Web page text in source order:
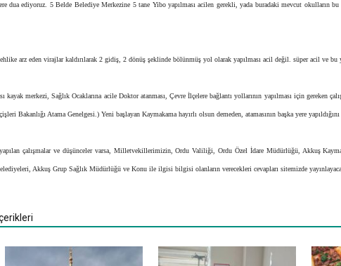
dua ediyoruz. 5 Belde Belediye Merkezine 5 tane Yibo yapılması acilen gerekli, yada buradaki mevcut okulların
arz eden virajlar kaldırılarak 2 gidiş, 2 dönüş şeklinde bölünmüş yol olarak yapılması acil değil. süper acil ve bu
merkezi, Sağlık Ocaklarına acile Doktor atanması, Çevre İlçelere bağlantı yollarının yapılması için gereken
Bakanlığı Atama Genelgesi.) Yeni başlayan Kaymakama hayırlı olsun demeden, atamasının başka yere
yapılan çalışmalar ve düşünceler varsa, Milletvekillerimizin, Ordu Valiliği, Ordu Özel İdare Müdürlüğü, Akkuş
Akkuş Grup Sağlık Müdürlüğü ve Konu ile ilgisi bilgisi olanların verecekleri cevapları sitemizde